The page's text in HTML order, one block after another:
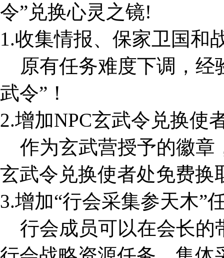
令”兑换心灵之镜!
1.收集情报、保家卫国和
原有任务难度下调，经
武令”！
2.增加NPC玄武令兑换使
作为玄武营授予的徽章
玄武令兑换使者处免费换
3.增加“行会采集参天木”
行会成员可以在会长的